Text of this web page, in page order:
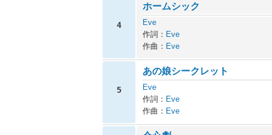
4
ホームシック
Eve
作詞： Eve
作曲： Eve
5
あの娘シークレット
Eve
作詞： Eve
作曲： Eve